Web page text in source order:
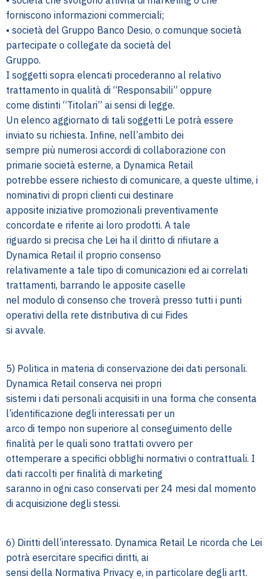
forniscono informazioni commerciali;
• società del Gruppo Banco Desio, o comunque società
partecipate o collegate da società del
Gruppo.
I soggetti sopra elencati procederanno al relativo
trattamento in qualità di “Responsabili” oppure
come distinti “Titolari” ai sensi di legge.
Un elenco aggiornato di tali soggetti Le potrà essere
inviato su richiesta. Infine, nell’ambito dei
sempre più numerosi accordi di collaborazione con
primarie società esterne, a Dynamica Retail
potrebbe essere richiesto di comunicare, a queste ultime, i
nominativi di propri clienti cui destinare
apposite iniziative promozionali preventivamente
concordate e riferite ai loro prodotti. A tale
riguardo si precisa che Lei ha il diritto di rifiutare a
Dynamica Retail il proprio consenso
relativamente a tale tipo di comunicazioni ed ai correlati
trattamenti, barrando le apposite caselle
nel modulo di consenso che troverà presso tutti i punti
operativi della rete distributiva di cui Fides
si avvale.
5) Politica in materia di conservazione dei dati personali.
Dynamica Retail conserva nei propri
sistemi i dati personali acquisiti in una forma che consenta
l’identificazione degli interessati per un
arco di tempo non superiore al conseguimento delle
finalità per le quali sono trattati ovvero per
ottemperare a specifici obblighi normativi o contrattuali. I
dati raccolti per finalità di marketing
saranno in ogni caso conservati per 24 mesi dal momento
di acquisizione degli stessi.
6) Diritti dell’interessato. Dynamica Retail Le ricorda che Lei
potrà esercitare specifici diritti, ai
sensi della Normativa Privacy e, in particolare degli artt.